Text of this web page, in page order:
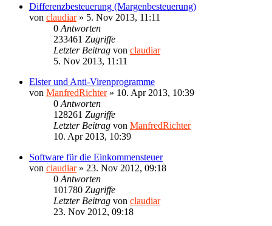
Differenzbesteuerung (Margenbesteuerung)
von claudiar» 5. Nov 2013, 11:11
0 Antworten
233461 Zugriffe
Letzter Beitrag von claudiar
5. Nov 2013, 11:11
Elster und Anti-Virenprogramme
von ManfredRichter» 10. Apr 2013, 10:39
0 Antworten
128261 Zugriffe
Letzter Beitrag von ManfredRichter
10. Apr 2013, 10:39
Software für die Einkommensteuer
von claudiar» 23. Nov 2012, 09:18
0 Antworten
101780 Zugriffe
Letzter Beitrag von claudiar
23. Nov 2012, 09:18